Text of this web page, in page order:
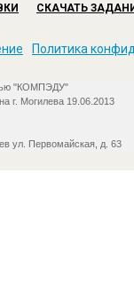
СКАЧАТЬ
Политика
"КОМПЭДУ"
г. Могилева 19.06.2013
ул. Первомайская, д. 63